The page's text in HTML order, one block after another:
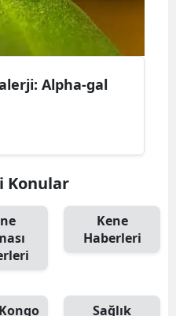
Mersin
Kırklareli
Kocaeli
alerji: Alpha-gal
Konular
Kene
Haberleri
Sağlık